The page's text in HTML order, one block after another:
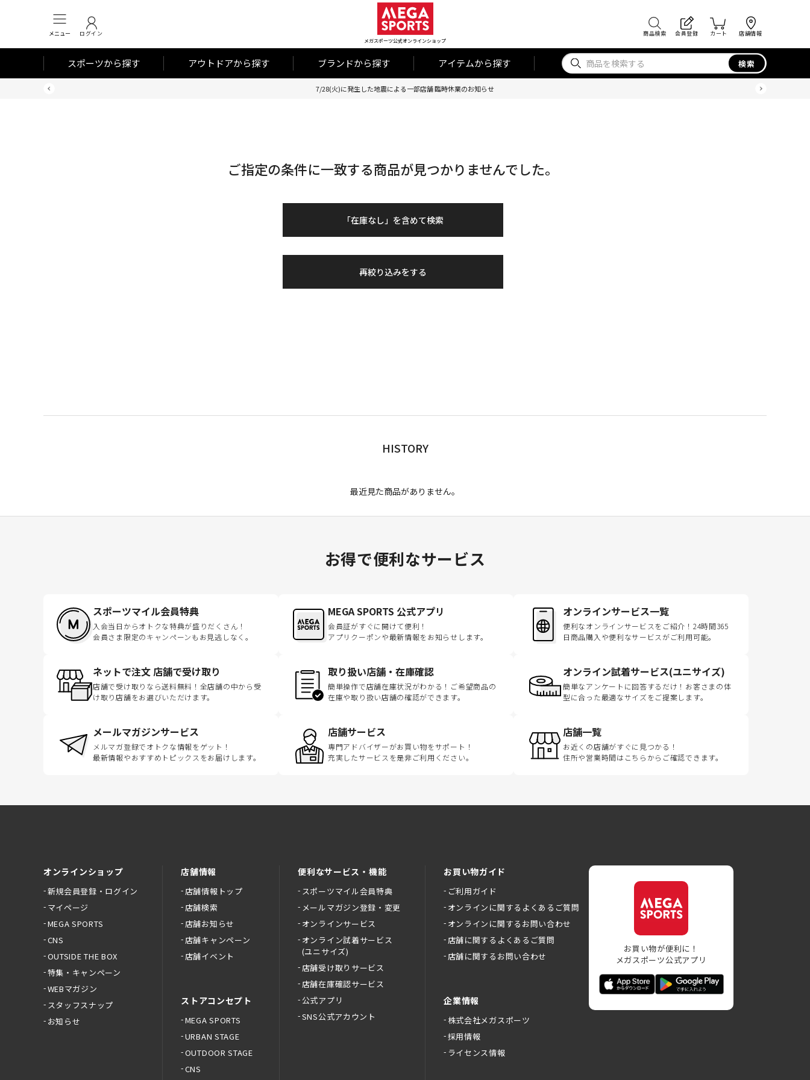
メニュー ログイン
メガスポーツ公式オンラインショップ
商品検索 会員登録 カート 店舗情報
スポーツから探す アウトドアから探す ブランドから探す アイテムから探す 検索
7/28(火)に発生した地震による一部店舗 臨時休業のお知らせ
ご指定の条件に一致する商品が見つかりませんでした。
「在庫なし」を含めて検索
再絞り込みをする
HISTORY
最近見た商品がありません。
お得で便利なサービス
スポーツマイル会員特典
入会当日からオトクな特典が盛りだくさん！
会員さま限定のキャンペーンもお見逃しなく。
MEGA SPORTS 公式アプリ
会員証がすぐに開けて便利！
アプリクーポンや最新情報をお知らせします。
オンラインサービス一覧
便利なオンラインサービスをご紹介！24時間365
日商品購入や便利なサービスがご利用可能。
ネットで注文 店舗で受け取り
店舗で受け取りなら送料無料！全店舗の中から受
け取り店舗をお選びいただけます。
取り扱い店舗・在庫確認
簡単操作で店舗在庫状況がわかる！ご希望商品の
在庫や取り扱い店舗の確認ができます。
オンライン試着サービス(ユニサイズ)
簡単なアンケートに回答するだけ！お客さまの体
型に合った最適なサイズをご提案します。
メールマガジンサービス
メルマガ登録でオトクな情報をゲット！
最新情報やおすすめトピックスをお届けします。
店舗サービス
専門アドバイザーがお買い物をサポート！
充実したサービスを是非ご利用ください。
店舗一覧
お近くの店舗がすぐに見つかる！
住所や営業時間はこちらからご確認できます。
オンラインショップ
新規会員登録・ログイン
マイページ
MEGA SPORTS
CNS
OUTSIDE THE BOX
特集・キャンペーン
WEBマガジン
スタッフスナップ
お知らせ
店舗情報
店舗情報トップ
店舗検索
店舗お知らせ
店舗キャンペーン
店舗イベント
ストアコンセプト
MEGA SPORTS
URBAN STAGE
OUTDOOR STAGE
CNS
便利なサービス・機能
スポーツマイル会員特典
メールマガジン登録・変更
オンラインサービス
オンライン試着サービス
(ユニサイズ)
店舗受け取りサービス
店舗在庫確認サービス
公式アプリ
SNS公式アカウント
お買い物ガイド
ご利用ガイド
オンラインに関するよくあるご質問
オンラインに関するお問い合わせ
店舗に関するよくあるご質問
店舗に関するお問い合わせ
企業情報
株式会社メガスポーツ
採用情報
ライセンス情報
お買い物が便利に！
メガスポーツ公式アプリ